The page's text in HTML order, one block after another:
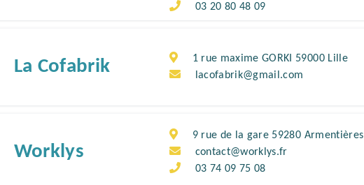
03 20 80 48 09
La Cofabrik
1 rue maxime GORKI 59000 Lille
lacofabrik@gmail.com
Worklys
9 rue de la gare 59280 Armentières
contact@worklys.fr
03 74 09 75 08